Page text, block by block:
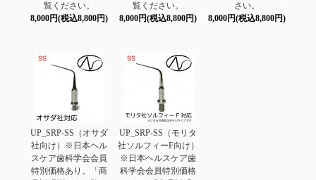
覧ください。
8,000円(税込8,800円)
覧ください。
8,000円(税込8,800円)
さい。
8,000円(税込8,800円)
UP_SRP-SS（オサダ
社向け）※日本ヘル
スケア歯科学会会員
特別価格あり。「商
UP_SRP-SS（モリタ
社ソルフィーF向け）
※日本ヘルスケア歯
科学会会員特別価格